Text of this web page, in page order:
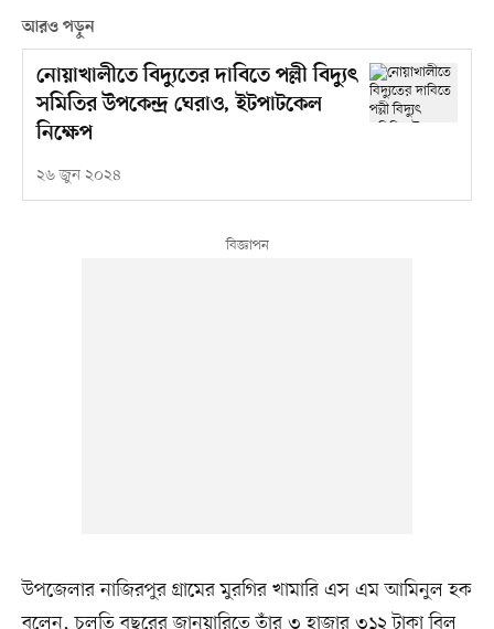
আরও পড়ুন
নোয়াখালীতে বিদ্যুতের দাবিতে পল্লী বিদ্যুৎ
সমিতির উপকেন্দ্র ঘেরাও, ইটপাটকেল
নিক্ষেপ
২৬ জুন ২০২৪
উপজেলার নাজিরপুর গ্রামের মুরগির খামারি এস এম আমিনুল হক